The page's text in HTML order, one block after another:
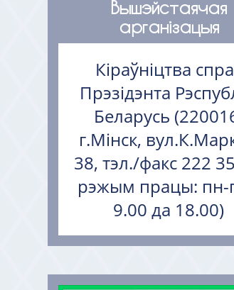
Вышэйстаячая
арганізацыя
Кіраўніцтва
Прэзідэнта
Беларусь
г.Мінск,
38, тэл./факс 222
рэжым працы: пн-
9.00 да 18.00)